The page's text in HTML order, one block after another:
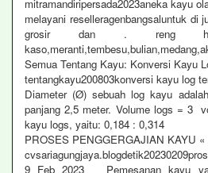
mitramandiripersada2023aneka kayu
melayani reselleragenbangsaluntuk di
grosir dan . reng
Semua Tentang Kayu: Konversi Kayu
tentangkayu200803konversi kayu log
Diameter (Ø) sebuah log kayu
panjang 2,5 meter. Volume logs = 3
kayu logs, yaitu: 0,184 : 0,314
PROSES PENGGERGAJIAN KAYU
9 Feb 2023 Pemesanan kayu